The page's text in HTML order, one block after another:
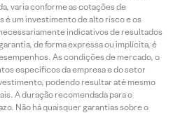
varia conforme as cotações de
é um investimento de alto risco e os
indicativos de resultados
de forma expressa ou implícita, é
As condições de mercado, o
específicos da empresa e do setor
podendo resultar até mesmo
A duração recomendada para o
Não há quaisquer garantias sobre o